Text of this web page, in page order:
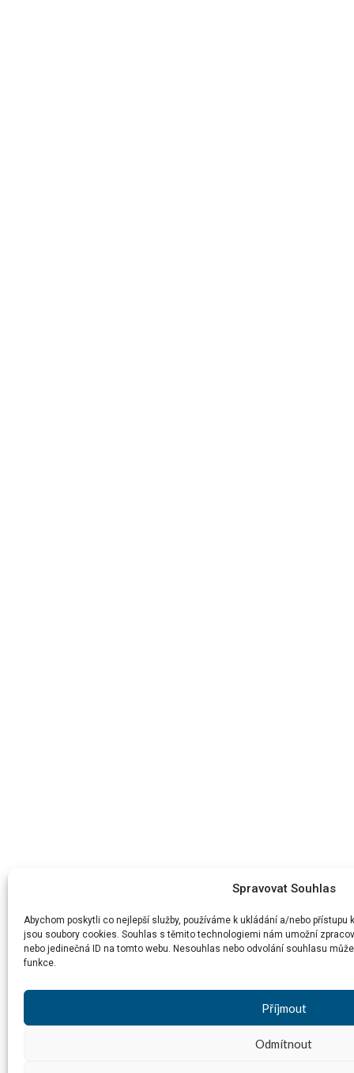
Spravovat Souhlas
Abychom poskytli co nejlepší služby, používáme k ukládání a/nebo
jsou soubory cookies. Souhlas s těmito technologiemi nám umožní
nebo jedinečná ID na tomto webu. Nesouhlas nebo odvolání souhlasu
funkce.
Příjmout
Odmítnout